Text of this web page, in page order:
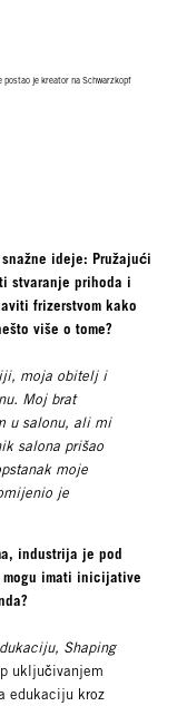
postao je kreator na Schwarzkopf
ideje: Pružajući
stvaranje prihoda i
frizerstvom kako
više o tome?
moja obitelj i
Moj brat
u salonu, ali mi
salona prišao
moje
je
industrija je pod
imati inicijative
Shaping
uključivanjem
edukaciju kroz